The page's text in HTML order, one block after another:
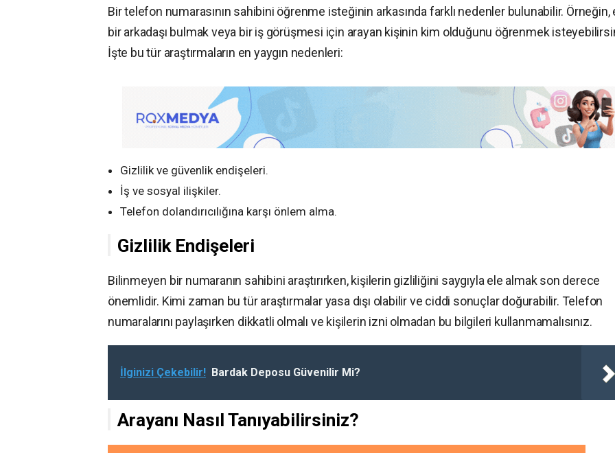
Bir telefon numarasının sahibini öğrenme isteğinin arkasında farklı nedenler bulunabilir. Örneğin,
bir arkadaşı bulmak veya bir iş görüşmesi için arayan kişinin kim olduğunu öğrenmek
İşte bu tür araştırmaların en yaygın nedenleri:
Gizlilik ve güvenlik endişeleri.
İş ve sosyal ilişkiler.
Telefon dolandırıcılığına karşı önlem alma.
Gizlilik Endişeleri
Bilinmeyen bir numaranın sahibini araştırırken, kişilerin gizliliğini saygıyla ele almak son derece
önemlidir. Kimi zaman bu tür araştırmalar yasa dışı olabilir ve ciddi sonuçlar doğurabilir. Telefon
numaralarını paylaşırken dikkatli olmalı ve kişilerin izni olmadan bu bilgileri kullanmamalısınız.
İlginizi Çekebilir! Bardak Deposu Güvenilir Mi?
Arayanı Nasıl Tanıyabilirsiniz?